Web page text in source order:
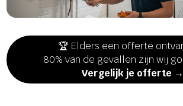
🏆 Elders een offerte
80% van de gevallen zijn wij
Vergelijk je offerte →